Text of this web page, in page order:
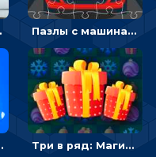
ногтей Пазлы с машинами Форд: собирать картинки и открывать новые
к кораблю Три в ряд: Магические рождественские драгоценности